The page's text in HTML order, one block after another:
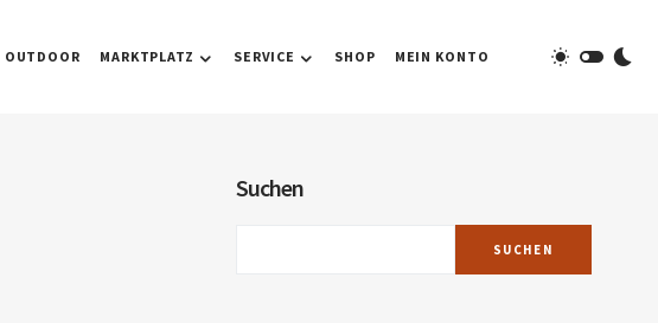
OUTDOOR MARKTPLATZ SERVICE SHOP MEIN KONTO
Suchen
SUCHEN